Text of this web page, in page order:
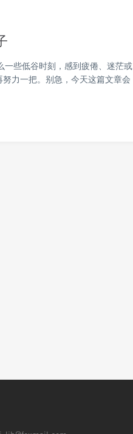
一些低谷时刻，感到疲倦、迷茫或
力一把。别急，今天这篇文章会